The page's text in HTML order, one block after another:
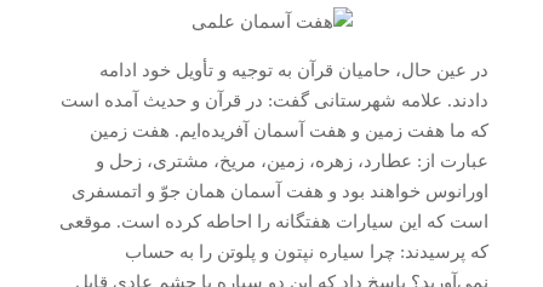
در عین حال، حامیان قرآن به توجیه و تأویل خود ادامه
دادند. علامه شهرستانی گفت: در قرآن و حدیث آمده است
که ما هفت زمین و هفت آسمان آفریده‌ایم. هفت زمین
عبارت از: عطارد، زهره، زمین، مریخ، مشتری، زحل و
اورانوس خواهند بود و هفت آسمان همان جوّ و اتمسفری
است که این سیارات هفتگانه را احاطه کرده است. موقعی
که پرسیدند: چرا سیاره نپتون و پلوتن را به حساب
نمی‌آورید؟ پاسخ داد که این دو سیاره با چشم عادی قابل